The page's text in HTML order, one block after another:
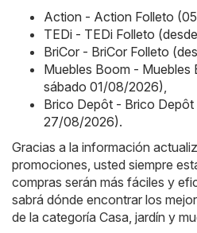
Action - Action Folleto
TEDi - TEDi Folleto
BriCor - BriCor Folleto
Muebles Boom - Muebles
sábado 01/08/2026)
Brico Depôt - Brico
27/08/2026).
Gracias a la información
promociones, usted siempre
compras serán más fáciles y
sabrá dónde encontrar los
de la categoría Casa, jardín y